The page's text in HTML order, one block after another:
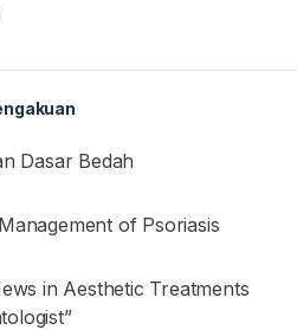
Dasar Bedah
of Psoriasis
in Aesthetic Treatments